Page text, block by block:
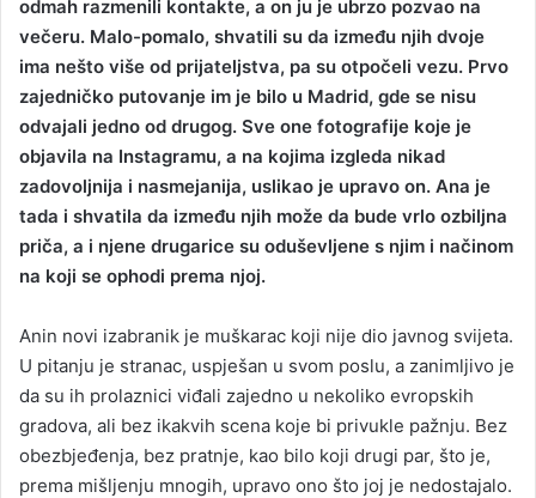
odmah razmenili kontakte, a on ju je ubrzo pozvao na
večeru. Malo-pomalo, shvatili su da između njih dvoje
ima nešto više od prijateljstva, pa su otpočeli vezu. Prvo
zajedničko putovanje im je bilo u Madrid, gde se nisu
odvajali jedno od drugog. Sve one fotografije koje je
objavila na Instagramu, a na kojima izgleda nikad
zadovoljnija i nasmejanija, uslikao je upravo on. Ana je
tada i shvatila da između njih može da bude vrlo ozbiljna
priča, a i njene drugarice su oduševljene s njim i načinom
na koji se ophodi prema njoj.
Anin novi izabranik je muškarac koji nije dio javnog svijeta.
U pitanju je stranac, uspješan u svom poslu, a zanimljivo je
da su ih prolaznici viđali zajedno u nekoliko evropskih
gradova, ali bez ikakvih scena koje bi privukle pažnju. Bez
obezbjeđenja, bez pratnje, kao bilo koji drugi par, što je,
prema mišljenju mnogih, upravo ono što joj je nedostajalo.